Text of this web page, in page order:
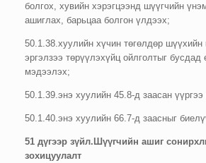
болгох, хувийн хэрэгцээнд шүүгчийн
ашиглах, барьцаа болгон үлдээх;
50.1.38.хуулийн хүчин төгөлдөр
эргэлзээ төрүүлэхүйц ойлголтыг бусдад
мэдээлэх;
50.1.39.энэ хуулийн 45.8-д заасан үүргээ
50.1.40.энэ хуулийн 66.7-д заасныг
51 дүгээр зүйл.Шүүгчийн ашиг
зохицуулалт